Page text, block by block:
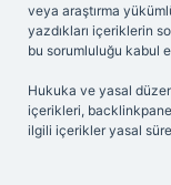
veya araştırma
yazdıkları içeriklerin
bu sorumluluğu kabul
Hukuka ve yasal
içerikleri,
ilgili içerikler yasal